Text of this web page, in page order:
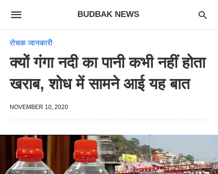
BUDBAK NEWS
रोचक जानकारी
क्यों गंगा नदी का पानी कभी नहीं होता
खराब, शोध में सामने आई यह बात
NOVEMBER 10, 2020